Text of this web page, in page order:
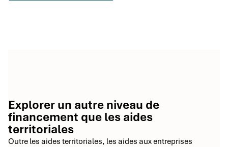
Explorer un autre niveau de
financement que les aides
territoriales
Outre les aides territoriales, les aides aux entreprises